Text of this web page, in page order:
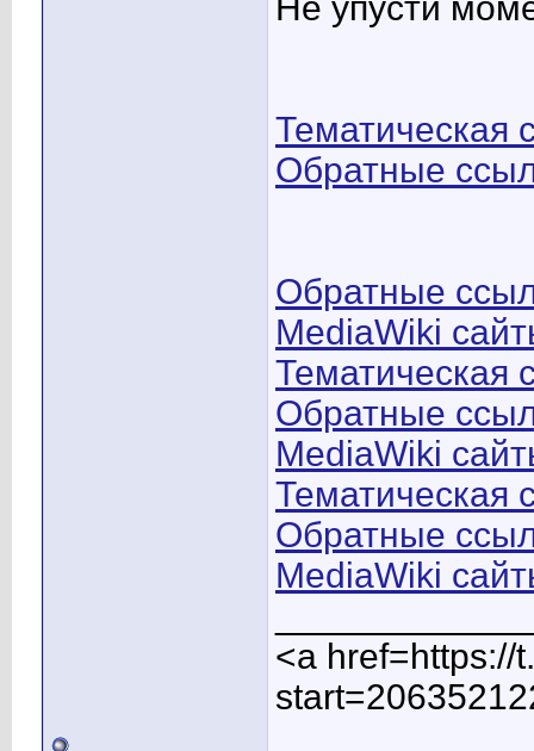
Не упусти
Тематическая
Обратные
Обратные
MediaWiki
Тематическая
Обратные
MediaWiki
Тематическая
Обратные
MediaWiki
<a href=https://